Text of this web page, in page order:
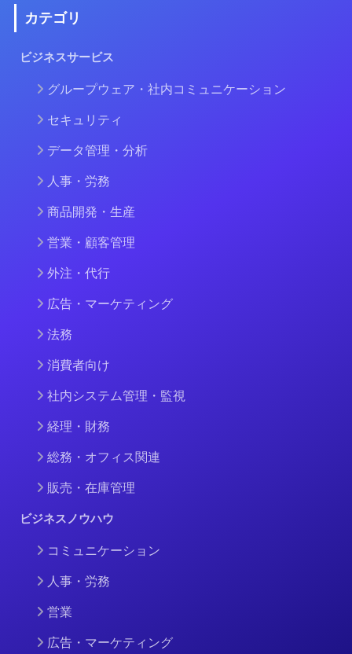
カテゴリ
ビジネスサービス
グループウェア・社内コミュニケーション
セキュリティ
データ管理・分析
人事・労務
商品開発・生産
営業・顧客管理
外注・代行
広告・マーケティング
法務
消費者向け
社内システム管理・監視
経理・財務
総務・オフィス関連
販売・在庫管理
ビジネスノウハウ
コミュニケーション
人事・労務
営業
広告・マーケティング